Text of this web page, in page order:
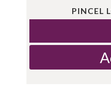
PINCEL